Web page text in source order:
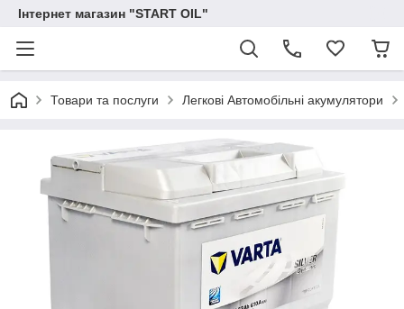
Інтернет магазин "START OIL"
Товари та послуги Легкові Автомобільні акумулятори